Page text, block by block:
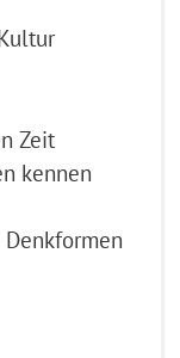
Zeit
kennen